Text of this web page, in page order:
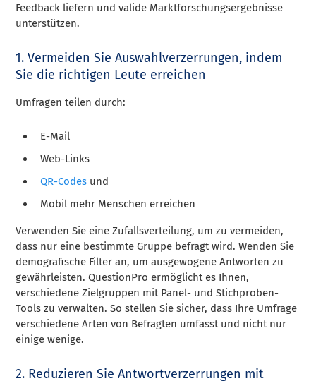
Feedback liefern und valide Marktforschungsergebnisse
unterstützen.
1. Vermeiden Sie Auswahlverzerrungen, indem
Sie die richtigen Leute erreichen
Umfragen teilen durch:
E-Mail
Web-Links
QR-Codes und
Mobil mehr Menschen erreichen
Verwenden Sie eine Zufallsverteilung, um zu vermeiden,
dass nur eine bestimmte Gruppe befragt wird. Wenden Sie
demografische Filter an, um ausgewogene Antworten zu
gewährleisten. QuestionPro ermöglicht es Ihnen,
verschiedene Zielgruppen mit Panel- und Stichproben-
Tools zu verwalten. So stellen Sie sicher, dass Ihre Umfrage
verschiedene Arten von Befragten umfasst und nicht nur
einige wenige.
2. Reduzieren Sie Antwortverzerrungen mit